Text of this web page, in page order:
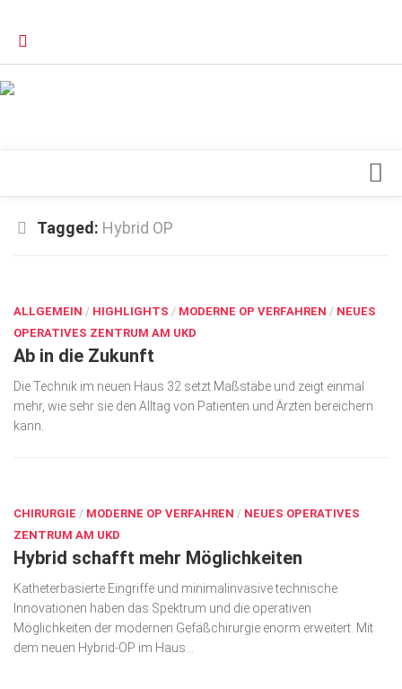
Orthopädie
Schönheit & Wohlbefinden
Special
Wirtschaft, Recht, Finanzen
Allgemein
Kampf gegen Krebs
Hören
Tagged: Hybrid OP
ALLGEMEIN / HIGHLIGHTS / MODERNE OP VERFAHREN / NEUES
OPERATIVES ZENTRUM AM UKD
Ab in die Zukunft
Die Technik im neuen Haus 32 setzt Maßstäbe und zeigt einmal
mehr, wie sehr sie den Alltag von Patienten und Ärzten bereichern
kann.
CHIRURGIE / MODERNE OP VERFAHREN / NEUES OPERATIVES
ZENTRUM AM UKD
Hybrid schafft mehr Möglichkeiten
Katheterbasierte Eingriffe und minimalinvasive technische
Innovationen haben das Spektrum und die operativen
Möglichkeiten der modernen Gefäßchirurgie enorm erweitert. Mit
dem neuen Hybrid-OP im Haus...